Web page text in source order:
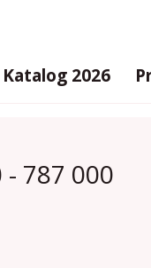
Katalog 2026
- 787 000